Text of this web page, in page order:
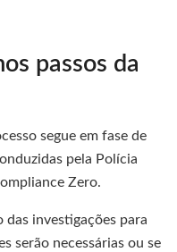
passos da
segue em fase de
pela Polícia
Zero.
das investigações para
serão necessárias ou se